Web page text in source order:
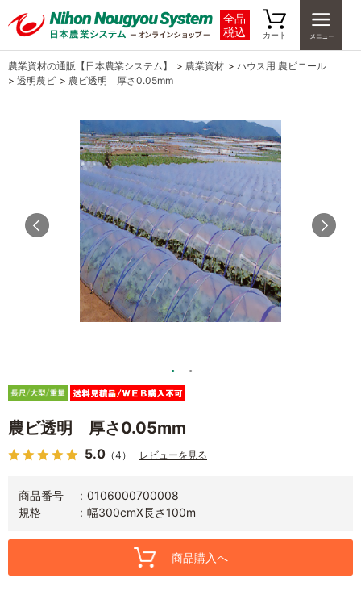
全品
税込
カート
農業資材の通販【日本農業システム】 > 農業資材 > ハウス用 農ビニール
> 透明農ビ > 農ビ透明 厚さ0.05mm
農ビ透明 厚さ0.05mm
5.0 （4） レビューを見る
商品番号
0106000700008
規格
幅300cmX長さ100m
商品購入へ